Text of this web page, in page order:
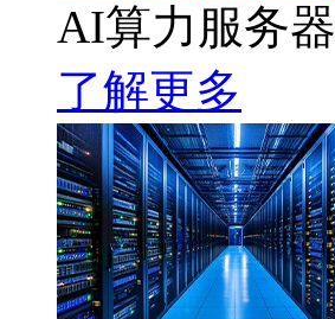
AI算力服务器
了解更多